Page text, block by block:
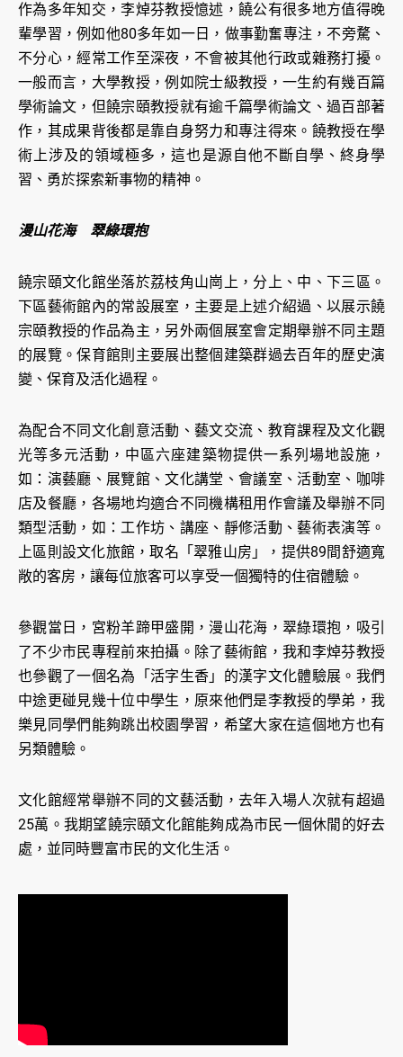
作為多年知交，李焯芬教授憶述，饒公有很多地方值得晚
輩學習，例如他80多年如一日，做事勤奮專注，不旁騖、
不分心，經常工作至深夜，不會被其他行政或雜務打擾。
一般而言，大學教授，例如院士級教授，一生約有幾百篇
學術論文，但饒宗頤教授就有逾千篇學術論文、過百部著
作，其成果背後都是靠自身努力和專注得來。饒教授在學
術上涉及的領域極多，這也是源自他不斷自學、終身學
習、勇於探索新事物的精神。
漫山花海 翠綠環抱
饒宗頤文化館坐落於荔枝角山崗上，分上、中、下三區。
下區藝術館內的常設展室，主要是上述介紹過、以展示饒
宗頤教授的作品為主，另外兩個展室會定期舉辦不同主題
的展覽。保育館則主要展出整個建築群過去百年的歷史演
變、保育及活化過程。
為配合不同文化創意活動、藝文交流、教育課程及文化觀
光等多元活動，中區六座建築物提供一系列場地設施，
如：演藝廳、展覽館、文化講堂、會議室、活動室、咖啡
店及餐廳，各場地均適合不同機構租用作會議及舉辦不同
類型活動，如：工作坊、講座、靜修活動、藝術表演等。
上區則設文化旅館，取名「翠雅山房」，提供89間舒適寬
敞的客房，讓每位旅客可以享受一個獨特的住宿體驗。
參觀當日，宮粉羊蹄甲盛開，漫山花海，翠綠環抱，吸引
了不少市民專程前來拍攝。除了藝術館，我和李焯芬教授
也參觀了一個名為「活字生香」的漢字文化體驗展。我們
中途更碰見幾十位中學生，原來他們是李教授的學弟，我
樂見同學們能夠跳出校園學習，希望大家在這個地方也有
另類體驗。
文化館經常舉辦不同的文藝活動，去年入場人次就有超過
25萬。我期望饒宗頤文化館能夠成為市民一個休閒的好去
處，並同時豐富市民的文化生活。